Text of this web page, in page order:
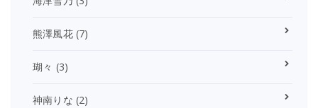
熊澤風花(7)
瑚々 (3)
神南りな (2)